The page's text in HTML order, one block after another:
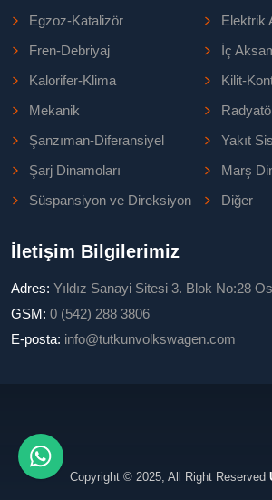
Egzoz-Katalizör
Elektrik
Fren-Debriyaj
İç
Kalorifer-Klima
Kilit-
Mekanik
Şanzıman-Diferansiyel
Yakıt
Şarj Dinamoları
Marş
Süspansiyon ve Direksiyon
Diğer
İletişim Bilgilerimiz
Adres: Yıldız Sanayi Sitesi 3. Blok No:28
GSM: 0 (542) 288 3806
E-posta: info@tutkunvolkswagen.com
Copyright © 2025, All Right Reserved